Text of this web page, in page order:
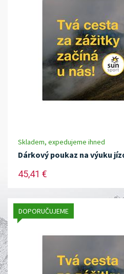
Skladem, expedujeme ihned
Dárkový poukaz na výuku
45,41 €
DOPORUČUJEME